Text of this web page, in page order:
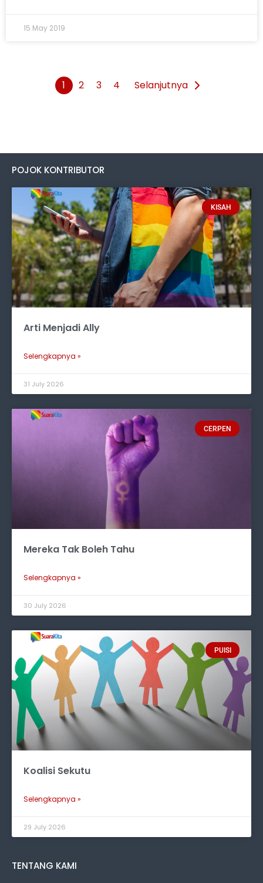
15 May 2019
1 2 3 4 Selanjutnya
POJOK KONTRIBUTOR
KISAH
Arti Menjadi Ally
Selengkapnya »
31 July 2026
CERPEN
Mereka Tak Boleh Tahu
Selengkapnya »
30 July 2026
PUISI
Koalisi Sekutu
Selengkapnya »
29 July 2026
TENTANG KAMI